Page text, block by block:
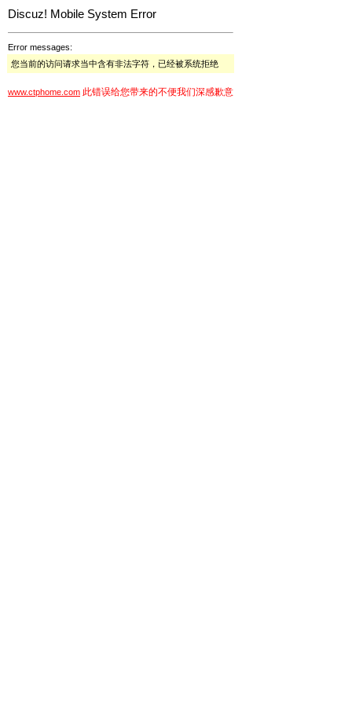
Discuz! Mobile System Error
Error messages:
您当前的访问请求当中含有非法字符，已经被系统拒绝
www.ctphome.com 此错误给您带来的不便我们深感歉意